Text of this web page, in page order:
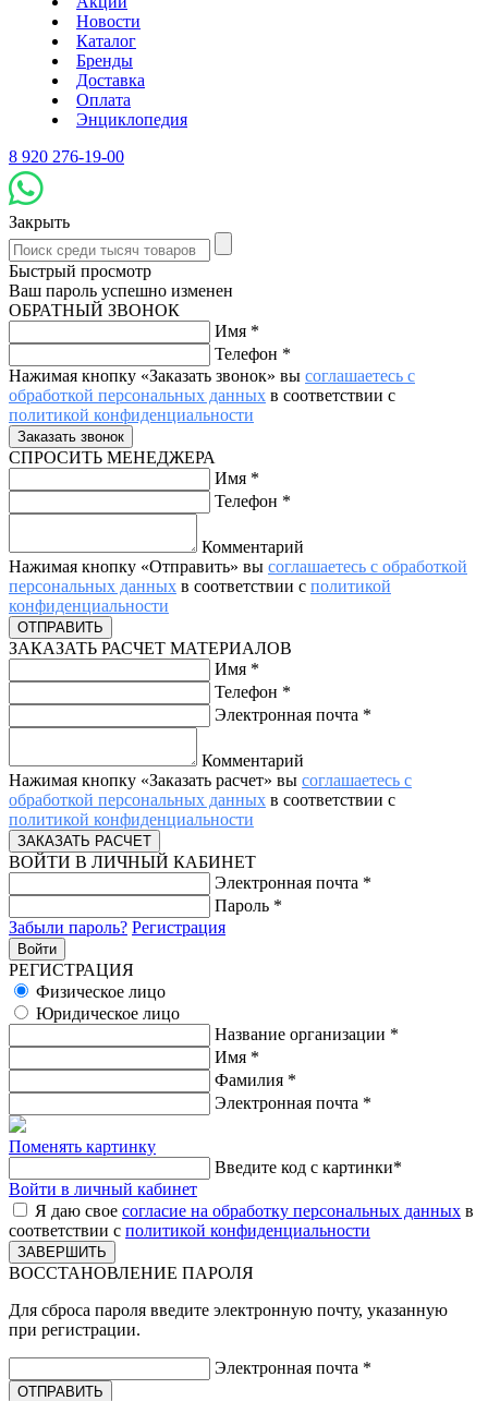
Новости
Каталог
Бренды
Доставка
Оплата
Энциклопедия
8 920 276-19-00
Закрыть
Быстрый просмотр
Ваш пароль успешно изменен
ОБРАТНЫЙ ЗВОНОК
Имя *
Телефон *
Нажимая кнопку «Заказать звонок» вы соглашаетесь с
обработкой персональных данных в соответствии с
политикой конфиденциальности
СПРОСИТЬ МЕНЕДЖЕРА
Имя *
Телефон *
Комментарий
Нажимая кнопку «Отправить» вы соглашаетесь с обработкой
персональных данных в соответствии с политикой
конфиденциальности
ЗАКАЗАТЬ РАСЧЕТ МАТЕРИАЛОВ
Имя *
Телефон *
Электронная почта *
Комментарий
Нажимая кнопку «Заказать расчет» вы соглашаетесь с
обработкой персональных данных в соответствии с
политикой конфиденциальности
ВОЙТИ В ЛИЧНЫЙ КАБИНЕТ
Электронная почта *
Пароль *
Забыли пароль? Регистрация
РЕГИСТРАЦИЯ
Физическое лицо
Юридическое лицо
Название организации *
Имя *
Фамилия *
Электронная почта *
Поменять картинку
Введите код с картинки*
Войти в личный кабинет
Я даю свое согласие на обработку персональных данных в
соответствии с политикой конфиденциальности
ВОССТАНОВЛЕНИЕ ПАРОЛЯ
Для сброса пароля введите электронную почту, указанную
при регистрации.
Электронная почта *